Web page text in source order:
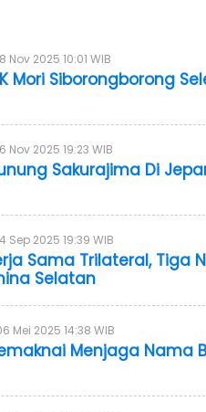
Nov 2025 10:01 WIB
Mori Siborongborong
Nov 2025 19:23 WIB
Sakurajima Di
Sep 2025 19:39 WIB
Sama Trilateral, Tiga
Selatan
Mei 2025 14:38 WIB
Menjaga Nama